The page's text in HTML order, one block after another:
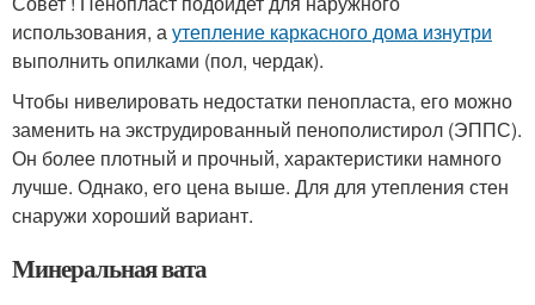
использования, аутепление каркасного дома изнутри
выполнить опилками (пол, чердак).
Чтобы нивелировать недостатки пенопласта, его можно
заменить на экструдированный пенополистирол (ЭППС).
Он более плотный и прочный, характеристики намного
лучше. Однако, его цена выше. Для для утепления стен
снаружи хороший вариант.
Минеральная вата